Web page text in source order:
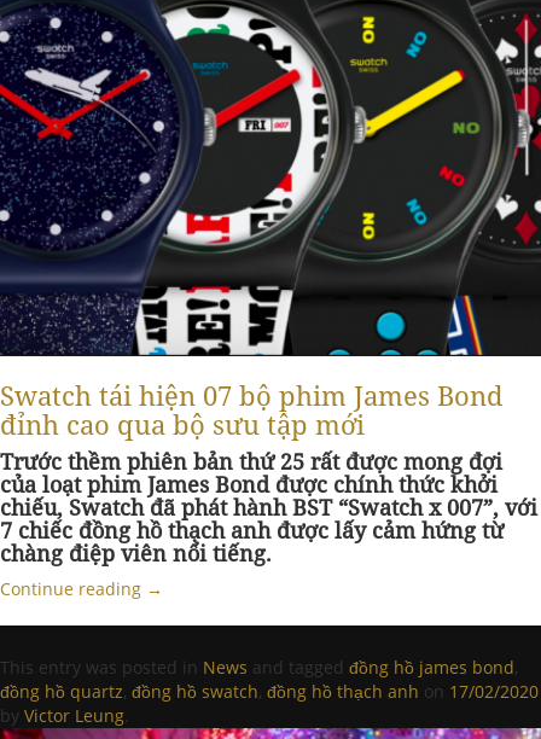
Swatch tái hiện 07 bộ phim James Bond
đỉnh cao qua bộ sưu tập mới
Trước thềm phiên bản thứ 25 rất được mong đợi
của loạt phim James Bond được chính thức khởi
chiếu, Swatch đã phát hành BST “Swatch x 007”, với
7 chiếc đồng hồ thạch anh được lấy cảm hứng từ
chàng điệp viên nổi tiếng.
Continue reading →
This entry was posted in News and tagged đồng hồ james bond,
đồng hồ quartz, đồng hồ swatch, đồng hồ thạch anh on 17/02/2020
by Victor Leung.